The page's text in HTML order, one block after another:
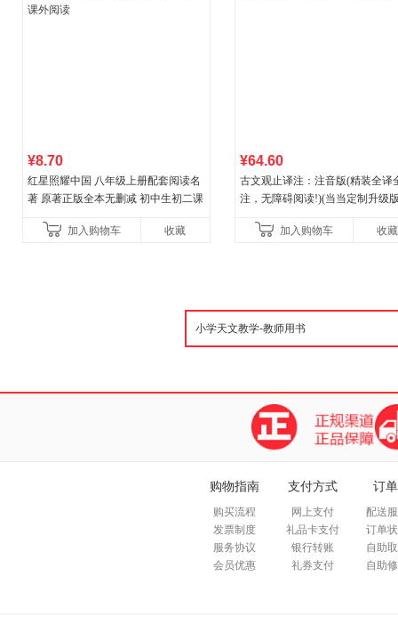
¥8.70
红星照耀中国 八年级上册配套阅读名
著 原著正版全本无删减 初中生初二课
加入购物车
收藏
¥64.60
古文观止译注：注音版(精装全译
注，无障碍阅读!)(当当定制升级
加入购物车 收藏
购物指南
购买流程
发票制度
服务协议
会员优惠
支付方式
网上支付
礼品卡支付
银行转账
礼券支付
订
配送
订单
自助
自助